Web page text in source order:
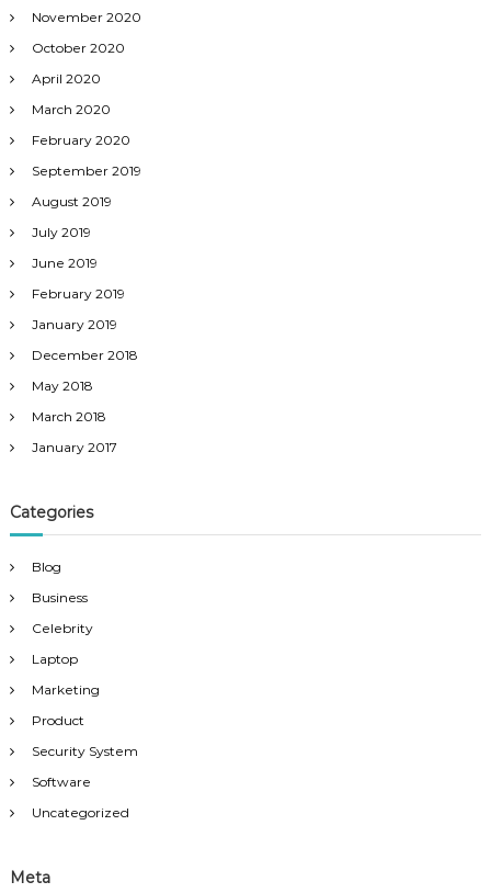
November 2020
October 2020
April 2020
March 2020
February 2020
September 2019
August 2019
July 2019
June 2019
February 2019
January 2019
December 2018
May 2018
March 2018
January 2017
Categories
Blog
Business
Celebrity
Laptop
Marketing
Product
Security System
Software
Uncategorized
Meta